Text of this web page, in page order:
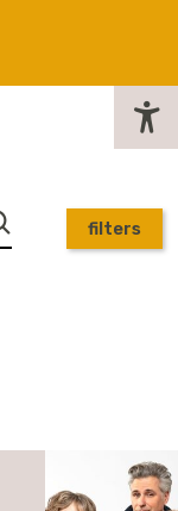
filters